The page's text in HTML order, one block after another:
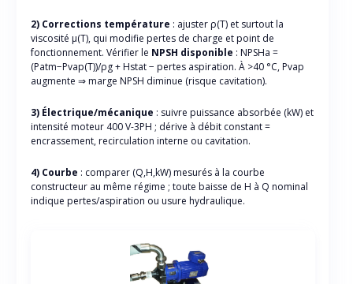
2) Corrections température : ajuster ρ(T) et surtout la
viscosité μ(T), qui modifie pertes de charge et point de
fonctionnement. Vérifier le NPSH disponible : NPSHa =
(Patm−Pvap(T))/ρg + Hstat − pertes aspiration. À >40 °C, Pvap
augmente ⇒ marge NPSH diminue (risque cavitation).
3) Électrique/mécanique : suivre puissance absorbée (kW) et
intensité moteur 400 V-3PH ; dérive à débit constant =
encrassement, recirculation interne ou cavitation.
4) Courbe : comparer (Q,H,kW) mesurés à la courbe
constructeur au même régime ; toute baisse de H à Q nominal
indique pertes/aspiration ou usure hydraulique.